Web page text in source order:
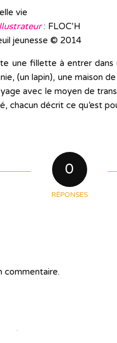
vie
: FLOC’H
jeunesse © 2014
une fillette à entrer dans
(un lapin), une maison
avec le moyen de
chacun décrit ce qu’est
0
RÉPONSES
commentaire.